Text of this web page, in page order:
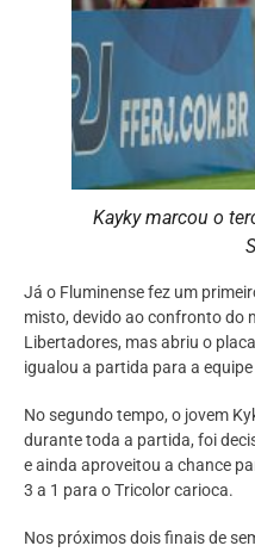
Kayky marcou o
Já o Fluminense fez um
misto, devido ao confronto do
Libertadores, mas abriu o
igualou a partida para a
No segundo tempo, o jovem
durante toda a partida, foi
e ainda aproveitou a chance
3 a 1 para o Tricolor carioca.
Nos próximos dois finais de